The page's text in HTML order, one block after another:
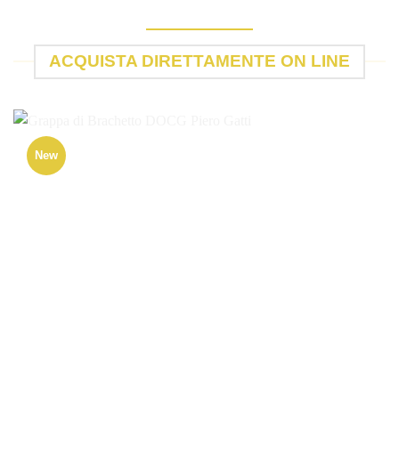
ACQUISTA DIRETTAMENTE ON LINE
New